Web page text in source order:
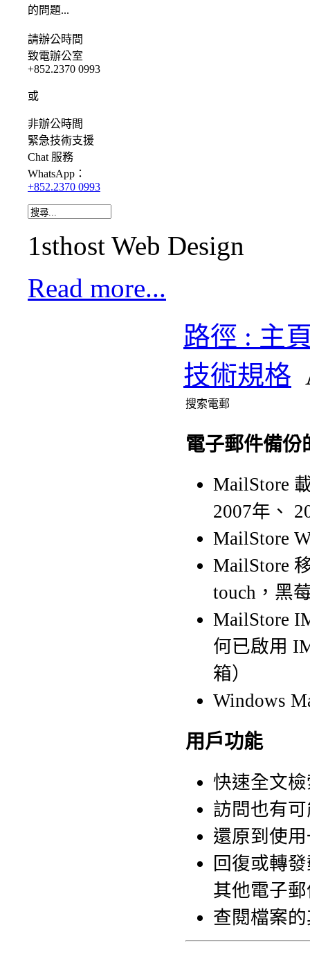
的問題...
請辦公時間
致電辦公室
+852.2370 0993
或
非辦公時間
緊急技術支援
Chat 服務
WhatsApp：
+852.2370 0993
1sthost Web Design
Read more...
路徑 : 主
技術規格
搜索電郵
電子郵件備份
MailStore
2007年、
MailStore
MailStore
touch，黑
MailStore
何已啟用
箱）
Windows
用戶功能
快速全文
訪問也有
還原到使
回復或轉
其他電子
查閱檔案